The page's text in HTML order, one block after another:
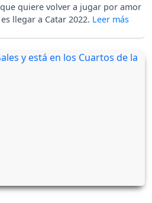
quiere volver a jugar por amor
llegar a Catar 2022.